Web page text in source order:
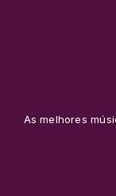
As melhores